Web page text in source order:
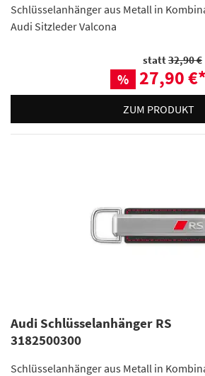
Schlüsselanhänger aus Metall in
Audi Sitzleder Valcona
statt32,90 €
% 27,90 €*
ZUM PRODUKT
Audi Schlüsselanhänger RS
3182500300
Schlüsselanhänger aus Metall in